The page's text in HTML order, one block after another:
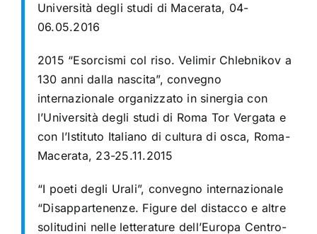
Università degli studi di Macerata, 04-
06.05.2016
2015 “Esorcismi col riso. Velimir Chlebnikov a
130 anni dalla nascita”, convegno
internazionale organizzato in sinergia con
l’Università degli studi di Roma Tor Vergata e
con l’Istituto Italiano di cultura di osca, Roma-
Macerata, 23-25.11.2015
“I poeti degli Urali”, convegno internazionale
“Disappartenenze. Figure del distacco e altre
solitudini nelle letterature dell’Europa Centro-